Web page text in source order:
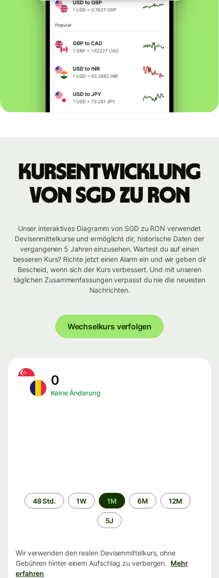
Kursentwicklung
von SGD zu RON
Unser interaktives Diagramm von SGD zu RON verwendet
Devisenmittelkurse und ermöglicht dir, historische Daten der
vergangenen 5 Jahren einzusehen. Wartest du auf einen
besseren Kurs? Richte jetzt einen Alarm ein und wir geben dir
Bescheid, wenn sich der Kurs verbessert. Und mit unseren
täglichen Zusammenfassungen verpasst du nie die neuesten
Nachrichten.
Wechselkurs verfolgen
0
Keine Änderung
Zeitraum
48 Std. 1W 1M 6M 12M
5J
Wir verwenden den realen Devisenmittelkurs, ohne
Gebühren hinter einem Aufschlag zu verbergen. Mehr
erfahren